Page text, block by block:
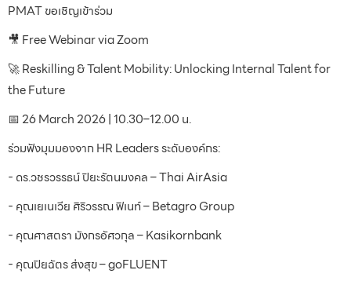
PMAT ขอเชิญเข้าร่วม
🎥 Free Webinar via Zoom
🚀 Reskilling & Talent Mobility: Unlocking Internal Talent for
the Future
📅 26 March 2026 | 10.30–12.00 น.
ร่วมฟังมุมมองจาก HR Leaders ระดับองค์กร:
- ดร.วชรวรรธน์ ปิยะรัตนมงคล – Thai AirAsia
- คุณเยเนเวีย ศิริวรรณ ฟิเนท์ – Betagro Group
- คุณศาสตรา มังกรอัศวกุล – Kasikornbank
- คุณปิยฉัตร ส่งสุข – goFLUENT